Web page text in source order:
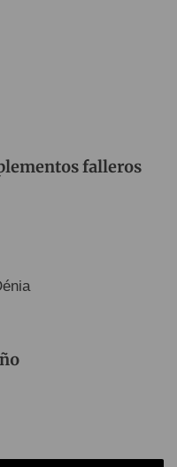
falleros